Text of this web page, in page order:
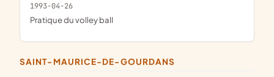
1993-04-26
pratique du volley ball
SAINT-MAURICE-DE-GOURDANS